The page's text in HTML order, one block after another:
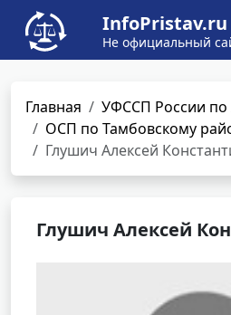
InfoPristav.ru
Не официальный
Главная
УФССП России по
ОСП по Тамбовскому
Глушич Алексей
Глушич Алексей